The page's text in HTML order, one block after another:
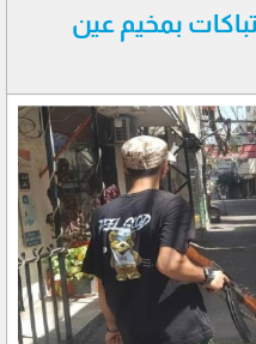
اشتباكات بمخيم عين